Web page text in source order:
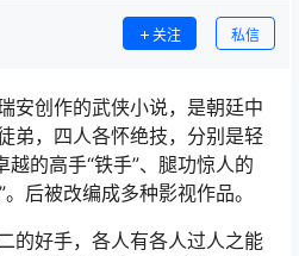
关注 私信
安创作的武侠小说，是朝廷中
弟，四人各怀绝技，分别是轻
越的高手“铁手”、腿功惊人的
后被改编成多种影视作品。
的好手，各人有各人过人之能